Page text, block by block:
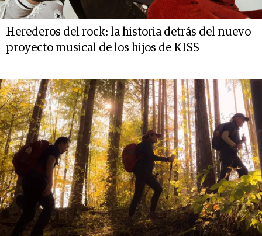
Herederos del rock: la historia detrás del nuevo
proyecto musical de los hijos de KISS